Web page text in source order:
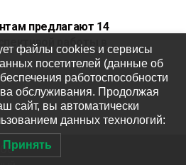
предлагают 14
работы в
файлы cookies и сервисы
посетителей (данные об
работоспособности
обслуживания. Продолжая
сайт, вы автоматически
данных технологий:
Принять